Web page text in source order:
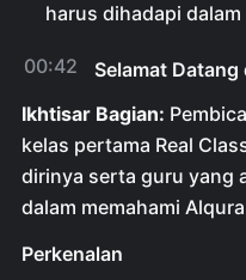
harus dihadapi
00:42
Selamat Datang
Ikhtisar Bagian:
kelas pertama Real
dirinya serta guru yang
dalam memahami
Perkenalan